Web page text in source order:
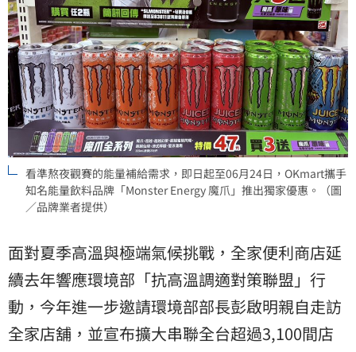
看準熬夜觀賽的能量補給需求，即日起至06月24日，OKmart攜手
知名能量飲料品牌「Monster Energy 魔爪」推出獨家優惠。（圖
／品牌業者提供）
面對夏季高溫與極端氣候挑戰，全家便利商店延
續去年響應環境部「抗高溫調適對策聯盟」行
動，今年進一步邀請環境部部長彭啟明親自走訪
全家店舖，並宣布擴大串聯全台超過3,100間店